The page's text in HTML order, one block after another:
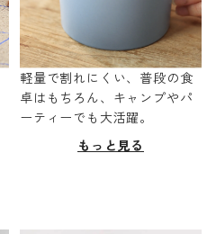
軽量で割れにくい、普段の食
卓はもちろん、キャンプやパ
ーティーでも大活躍。
もっと見る